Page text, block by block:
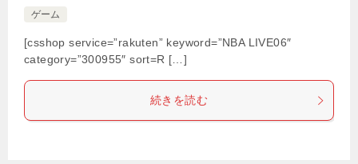
ゲーム
[csshop service=”rakuten” keyword=”NBA LIVE06″
category=”300955″ sort=R […]
続きを読む